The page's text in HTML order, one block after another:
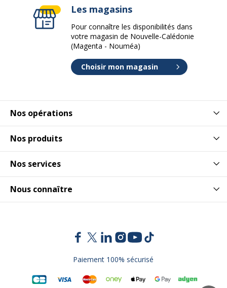
Nos opérations
Nos produits
Nos services
Nous connaître
Les magasins
Pour connaître les disponibilités dans
votre magasin de Nouvelle-Calédonie
(Magenta - Nouméa)
Choisir mon magasin
Paiement 100% sécurisé